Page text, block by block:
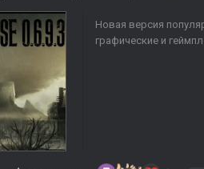
Новая версия
графические и